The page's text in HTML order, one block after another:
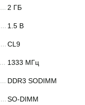
2 ГБ
1.5 В
CL9
1333 МГц
DDR3 SODIMM
SO-DIMM